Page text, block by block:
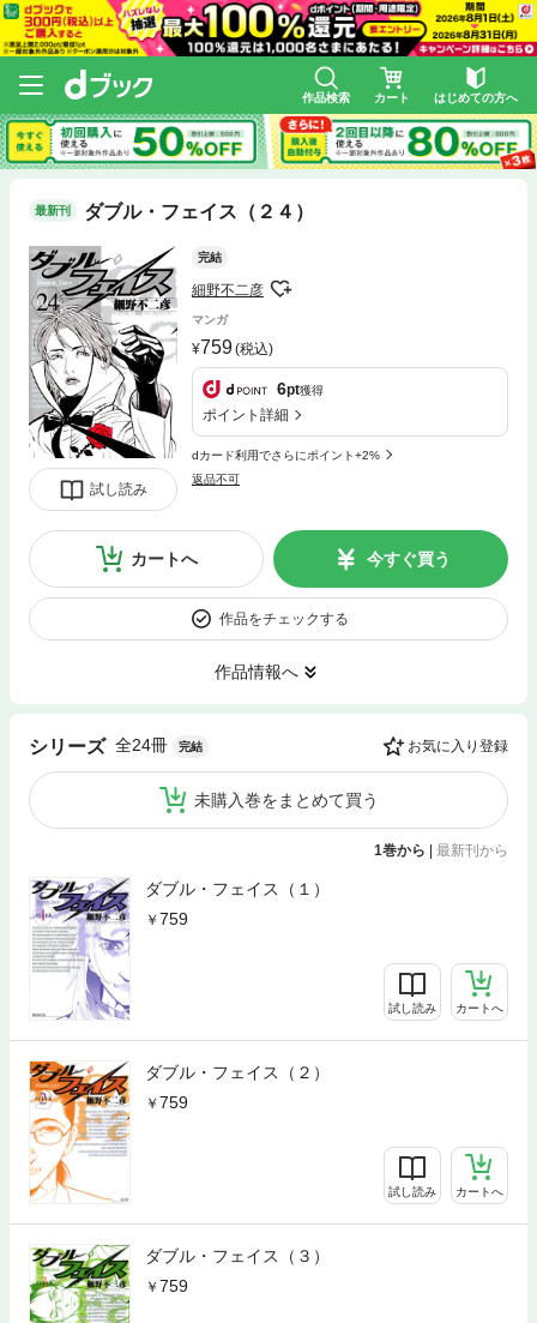
作品検索 カート はじめての方へ
最新刊 ダブル・フェイス（２４）
試し読み
完結
細野不二彦
マンガ
759(税込)
6pt獲得
ポイント詳細
dカード利用でさらにポイント+2%
返品不可
カートへ 今すぐ買う
作品をチェックする
作品情報へ
シリーズ 全24冊 完結 お気に入り登録
未購入巻をまとめて買う
1巻から | 最新刊から
ダブル・フェイス（１）
759
試し読み カートへ
ダブル・フェイス（２）
759
試し読み カートへ
ダブル・フェイス（３）
759